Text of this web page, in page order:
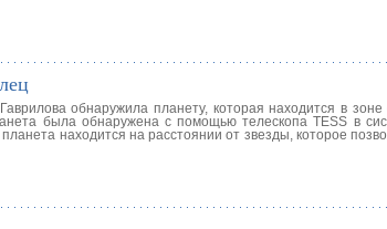
обнаружила планету, которая находится в зоне
была обнаружена с помощью телескопа TESS в
находится на расстоянии от звезды, которое